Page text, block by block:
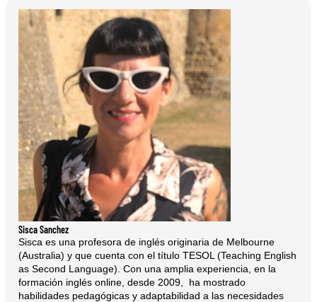
Sisca Sanchez
Sisca es una profesora de inglés originaria de Melbourne
(Australia) y que cuenta con el título TESOL (Teaching English
as Second Language). Con una amplia experiencia, en la
formación inglés online, desde 2009, ha mostrado
habilidades pedagógicas y adaptabilidad a las necesidades